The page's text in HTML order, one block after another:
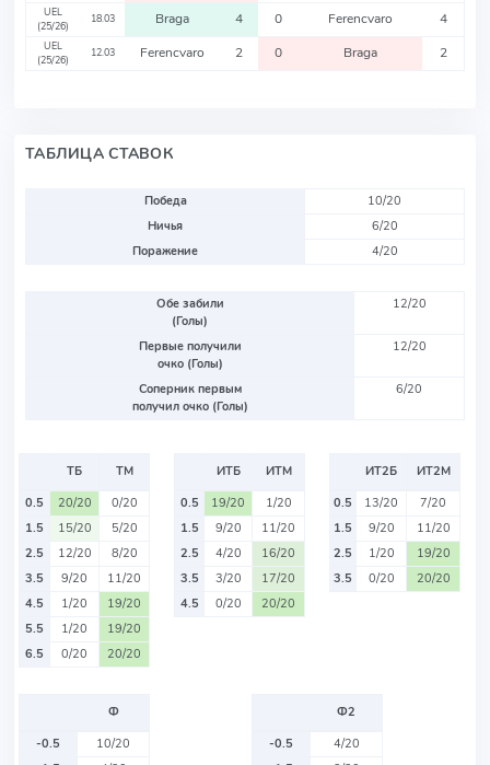
UEL
(25/26)
18.03 Braga 4 0 Ferencvaro 4
UEL
(25/26)
12.03 Ferencvaro 2 0 Braga 2
ТАБЛИЦА СТАВОК
Победа
10/20
Ничья
6/20
Поражение
4/20
Обе забили
(Голы)
12/20
Первые получили
очко (Голы)
12/20
Соперник первым
получил очко (Голы)
6/20
ТБ
ТМ
0.5
20/20
0/20
1.5
15/20
5/20
2.5
12/20
8/20
3.5
9/20
11/20
4.5
1/20
19/20
5.5
1/20
19/20
6.5
0/20 20/20
ИТБ
ИТМ
0.5
19/20
1/20
1.5
9/20
11/20
2.5
4/20
16/20
3.5
3/20
17/20
4.5
0/20 20/20
ИТ2Б
ИТ2М
0.5
13/20
7/20
1.5
9/20
11/20
2.5
1/20
19/20
3.5
0/20 20/20
Ф
-0.5
10/20
Ф2
-0.5
4/20